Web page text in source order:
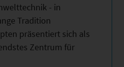
- in
Tradition
präsentiert sich als
Zentrum für